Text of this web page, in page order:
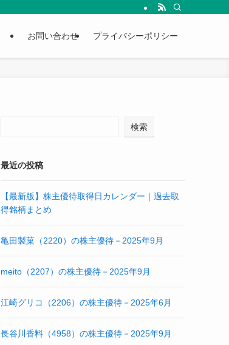
お問い合わせ プライバシーポリシー
検索
最近の投稿
【最新版】株主優待取得日カレンダー｜過去取
得銘柄まとめ
亀田製菓（2220）の株主優待－2025年9月
meito（2207）の株主優待－2025年9月
江崎グリコ（2206）の株主優待－2025年6月
長谷川香料（4958）の株主優待－2025年9月